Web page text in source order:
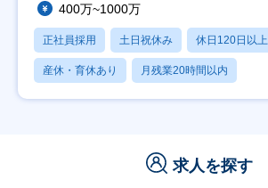
400万~1000万
正社員採用 土日祝休み 休日120日以上
産休・育休あり 月残業20時間以内
求人を探す